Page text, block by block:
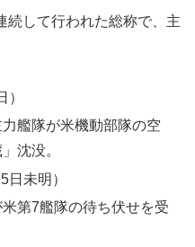
続して行われた総称で、主
）
艦隊が米機動部隊の空
沈没。
日未明）
第7艦隊の待ち伏せを受